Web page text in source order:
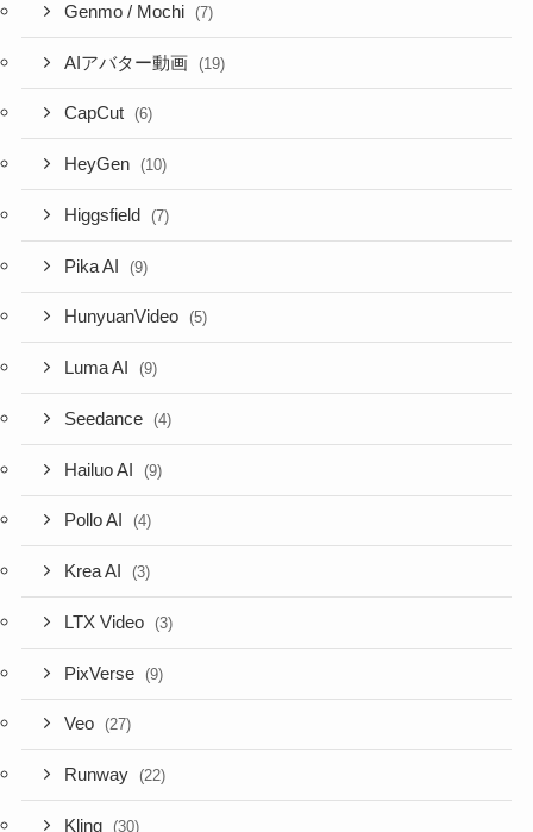
Genmo / Mochi (7)
AIアバター動画 (19)
CapCut (6)
HeyGen (10)
Higgsfield (7)
Pika AI (9)
HunyuanVideo (5)
Luma AI (9)
Seedance (4)
Hailuo AI (9)
Pollo AI (4)
Krea AI (3)
LTX Video (3)
PixVerse (9)
Veo (27)
Runway (22)
Kling (30)